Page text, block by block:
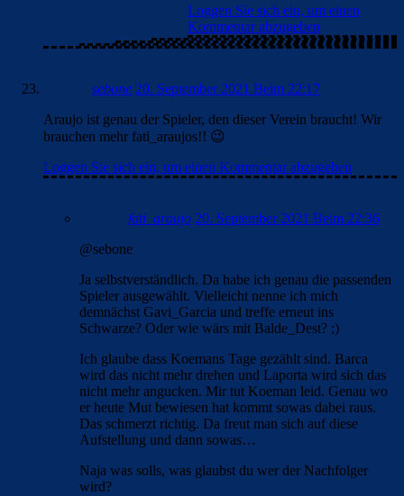
Loggen Sie sich ein, um einen
Kommentar abzugeben
sebone 20. September 2021 Beim 22:17
Araujo ist genau der Spieler, den dieser Verein braucht! Wir
brauchen mehr fati_araujos!! 😉
Loggen Sie sich ein, um einen Kommentar abzugeben
fati_araujo 20. September 2021 Beim 22:36
@sebone
Ja selbstverständlich. Da habe ich genau die passenden
Spieler ausgewählt. Vielleicht nenne ich mich
demnächst Gavi_Garcia und treffe erneut ins
Schwarze? Oder wie wärs mit Balde_Dest? ;)
Ich glaube dass Koemans Tage gezählt sind. Barca
wird das nicht mehr drehen und Laporta wird sich das
nicht mehr angucken. Mir tut Koeman leid. Genau wo
er heute Mut bewiesen hat kommt sowas dabei raus.
Das schmerzt richtig. Da freut man sich auf diese
Aufstellung und dann sowas…
Naja was solls, was glaubst du wer der Nachfolger
wird?